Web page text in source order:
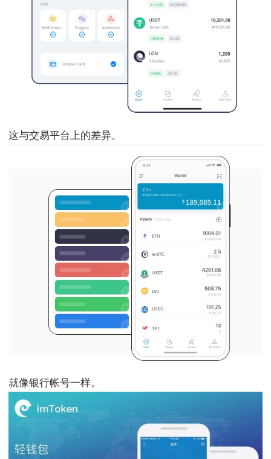
这与交易平台上的差异。
就像银行帐号一样。